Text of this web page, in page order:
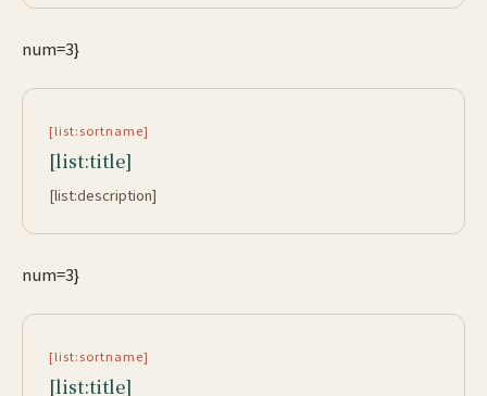
num=3}
[list:sortname]
[list:title]
[list:description]
num=3}
[list:sortname]
[list:title]